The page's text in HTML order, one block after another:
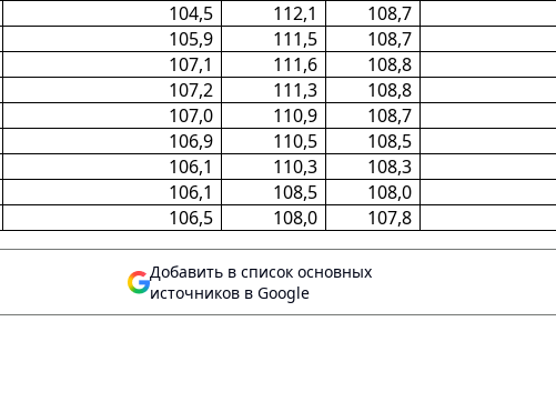
104,5 112,1 108,7
105,9 111,5 108,7
107,1 111,6 108,8
107,2 111,3 108,8
107,0 110,9 108,7
106,9 110,5 108,5
106,1 110,3 108,3
106,1 108,5 108,0
106,5 108,0 107,8
Добавить в список основных
источников в Google